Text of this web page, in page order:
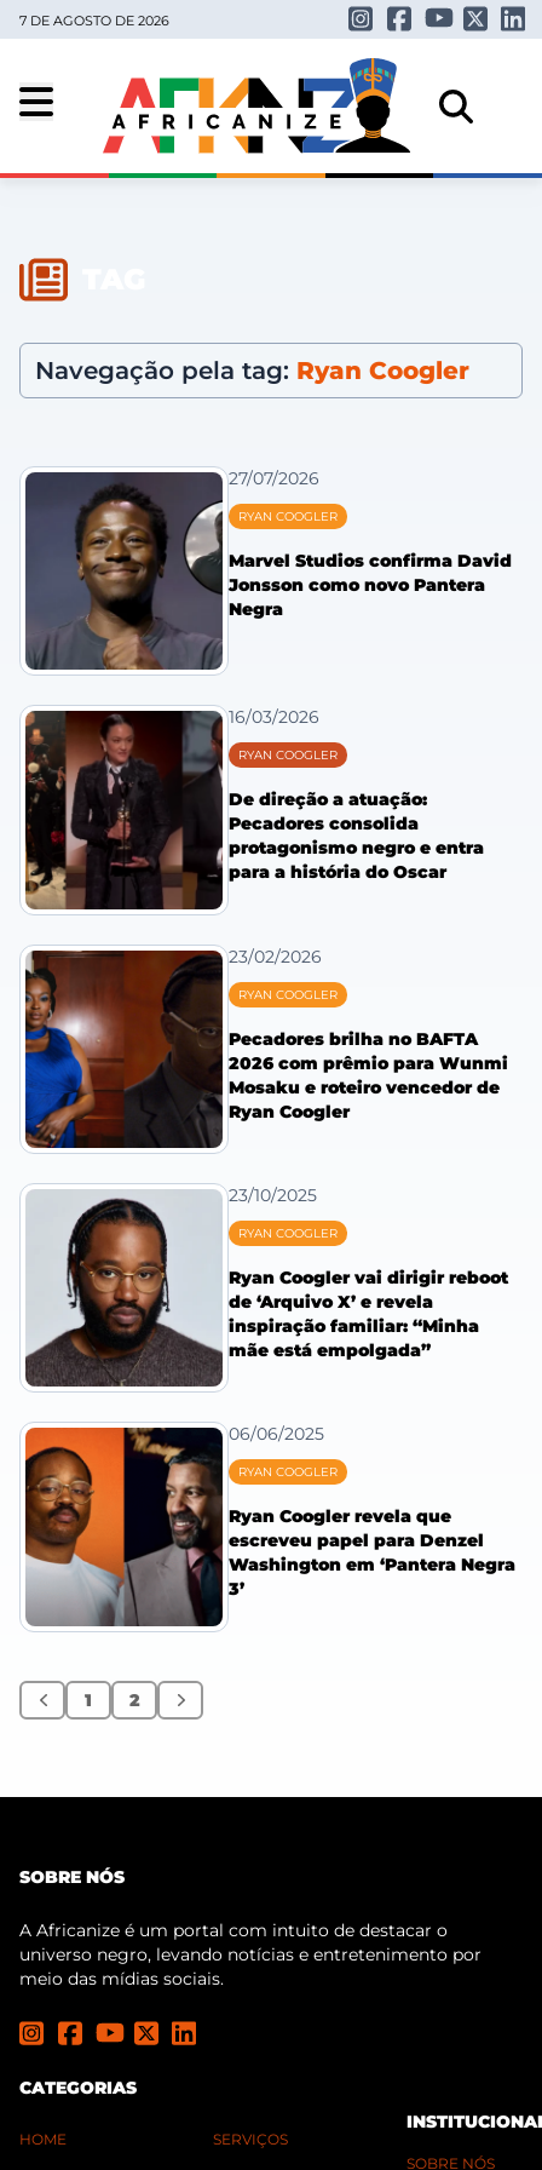
7 DE AGOSTO DE 2026
Navegação pela tag: Ryan Coogler
27/07/2026
RYAN COOGLER
Marvel Studios confirma David
Jonsson como novo Pantera
Negra
16/03/2026
RYAN COOGLER
De direção a atuação:
Pecadores consolida
protagonismo negro e entra
para a história do Oscar
23/02/2026
RYAN COOGLER
Pecadores brilha no BAFTA
2026 com prêmio para Wunmi
Mosaku e roteiro vencedor de
Ryan Coogler
23/10/2025
RYAN COOGLER
Ryan Coogler vai dirigir reboot
de ‘Arquivo X’ e revela
inspiração familiar: “Minha
mãe está empolgada”
06/06/2025
RYAN COOGLER
Ryan Coogler revela que
escreveu papel para Denzel
Washington em ‘Pantera Negra
3’
Anterior
1 2 Próximo
SOBRE NÓS
A Africanize é um portal com intuito de destacar o
universo negro, levando notícias e entretenimento por
meio das mídias sociais.
CATEGORIAS
HOME SERVIÇOS
SOBRE NÓS